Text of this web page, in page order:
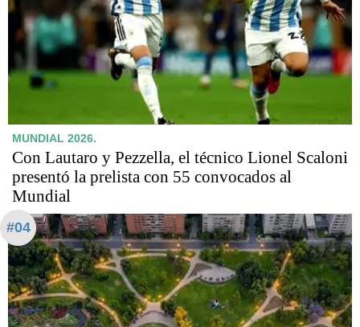
MUNDIAL 2026.
Con Lautaro y Pezzella, el técnico Lionel Scaloni
presentó la prelista con 55 convocados al
Mundial
#04